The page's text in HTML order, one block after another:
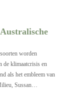
worden
de klimaatcrisis en
als het embleem van
Sussan…